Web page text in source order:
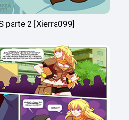
parte 2 [Xierra099]